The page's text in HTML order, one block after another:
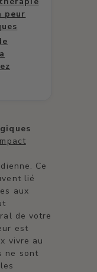
peur
Ce
lié
aux
de votre
est
vivre au
ne sont